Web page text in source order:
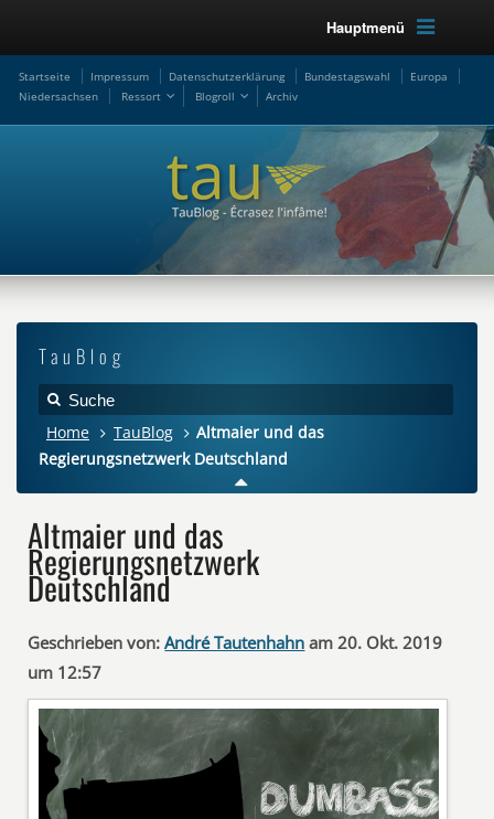
Hauptmenü
Startseite Impressum Datenschutzerklärung Bundestagswahl
Europa
Niedersachsen
Ressort Blogroll Archiv
TauBlog
Home TauBlog
Altmaier und das
Regierungsnetzwerk Deutschland
Altmaier und das
Regierungsnetzwerk
Deutschland
Geschrieben von: André Tautenhahn am 20. Okt. 2019
um 12:57